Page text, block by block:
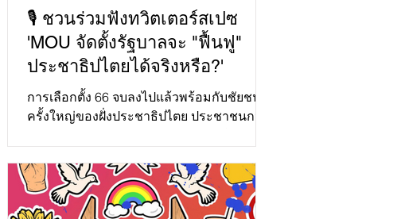
🎙 ชวนร่วมฟังทวิตเตอร์สเปซ
'MOU จัดตั้งรัฐบาลจะ "ฟื้นฟู"
ประชาธิปไตยได้จริงหรือ?'
การเลือกตั้ง 66 จบลงไปแล้วพร้อมกับชัยชนะ
ครั้งใหญ่ของฝั่งประชาธิปไตย ประชาชนกว่า